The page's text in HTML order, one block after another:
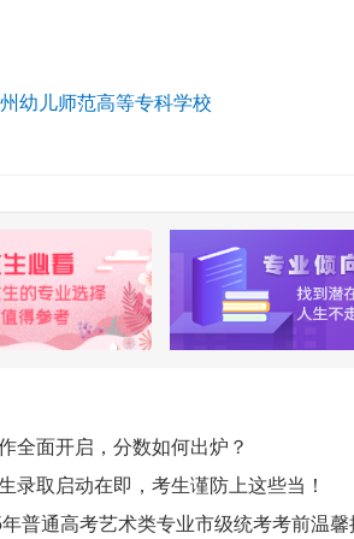
幼儿师范高等专科学校
全面开启，分数如何出炉？
录取启动在即，考生谨防上这些当！
普通高考艺术类专业市级统考考前温馨